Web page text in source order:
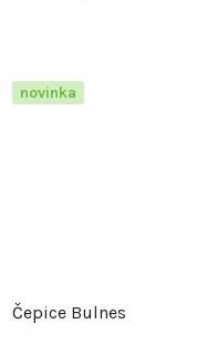
novinka
Čepice Bulnes